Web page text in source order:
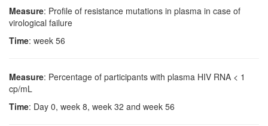
Measure: Profile of resistance mutations in plasma in case of
virological failure
Time: week 56
Measure: Percentage of participants with plasma HIV RNA < 1
cp/mL
Time: Day 0, week 8, week 32 and week 56